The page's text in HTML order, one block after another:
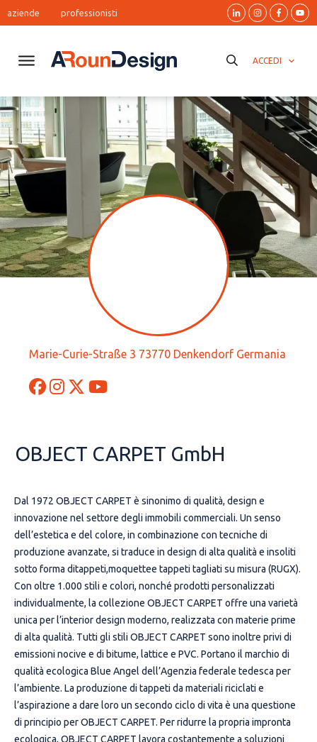
aziende professionisti
ACCEDI
Marie-Curie-Straße 3 73770 Denkendorf Germania
OBJECT CARPET GmbH
Dal 1972 OBJECT CARPET è sinonimo di qualità, design e
innovazione nel settore degli immobili commerciali. Un senso
dell’estetica e del colore, in combinazione con tecniche di
produzione avanzate, si traduce in design di alta qualità e insoliti
sotto forma ditappeti,moquettee tappeti tagliati su misura (RUGX).
Con oltre 1.000 stili e colori, nonché prodotti personalizzati
individualmente, la collezione OBJECT CARPET offre una varietà
unica per l’interior design moderno, realizzata con materie prime
di alta qualità. Tutti gli stili OBJECT CARPET sono inoltre privi di
emissioni nocive e di bitume, lattice e PVC. Portano il marchio di
qualità ecologica Blue Angel dell’Agenzia federale tedesca per
l’ambiente. La produzione di tappeti da materiali riciclati e
l’aspirazione a dare loro un secondo ciclo di vita è una questione
di principio per OBJECT CARPET. Per ridurre la propria impronta
ecologica, OBJECT CARPET lavora costantemente a soluzioni